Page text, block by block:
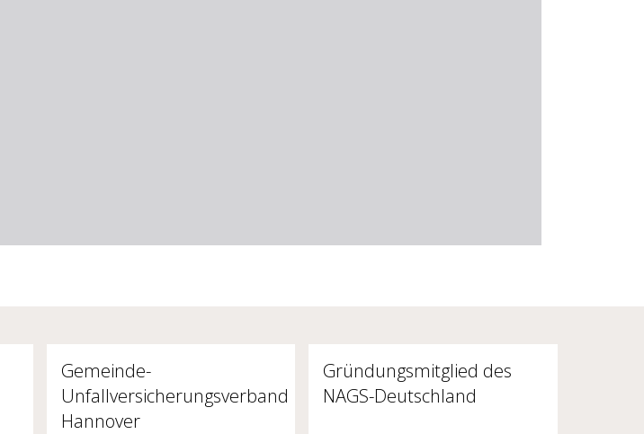
Gemeinde-
Unfallversicherungsverband
Hannover
Gründungsmitglied des
NAGS-Deutschland